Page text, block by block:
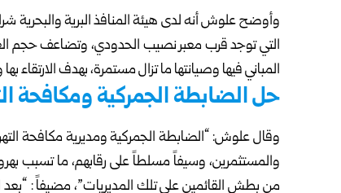
وأوضح علوش أنه لدى هيئة المنافذ البرية والبحرية
التي توجد قرب معبر نصيب الحدودي، وتضاعف حجم
المباني فيها وصيانتها ما تزال مستمرة، بهدف الارتقاء
حل الضابطة الجمركية ومكافحة
وقال علوش: “الضابطة الجمركية ومديرية مكافحة
والمستثمرين، وسيفاً مسلطاً على رقابهم، ما تسبب
من بطش القائمين على تلك المديريات”، مضيفاً : “بعد